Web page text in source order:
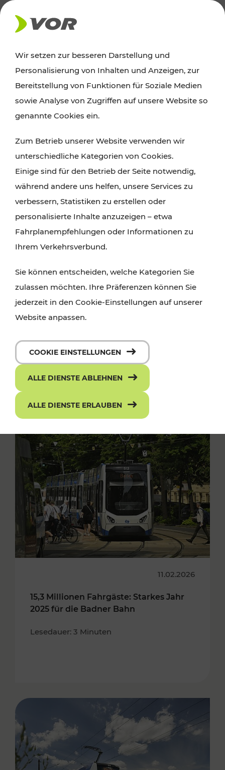
AKTUELLES
News
Alle wichtigen Meldungen zu Fahrplanänderungen,
finden Sie hier im Überblick.
11.02.2026
15,3 Millionen Fahrgäste: Starkes Jahr
2025 für die Badner Bahn
Lesedauer: 3 Minuten
Wir setzen zur besseren Darstellung und
Personalisierung von Inhalten und Anzeigen, zur
Bereitstellung von Funktionen für Soziale Medien
sowie Analyse von Zugriffen auf unsere Website so
genannte Cookies ein.
Zum Betrieb unserer Website verwenden wir
unterschiedliche Kategorien von Cookies.
Einige sind für den Betrieb der Seite notwendig,
während andere uns helfen, unsere Services zu
verbessern, Statistiken zu erstellen oder
personalisierte Inhalte anzuzeigen – etwa
Fahrplanempfehlungen oder Informationen zu
Ihrem Verkehrsverbund.
Sie können entscheiden, welche Kategorien Sie
zulassen möchten. Ihre Präferenzen können Sie
jederzeit in den Cookie-Einstellungen auf unserer
Website anpassen.
COOKIE EINSTELLUNGEN
ALLE DIENSTE ABLEHNEN
ALLE DIENSTE ERLAUBEN